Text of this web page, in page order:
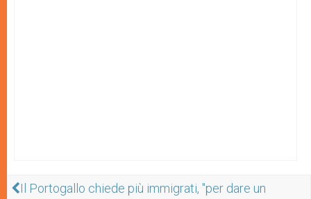
Il Portogallo chiede più immigrati, "per dare un